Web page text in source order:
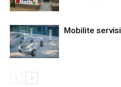
Mobilite servisi